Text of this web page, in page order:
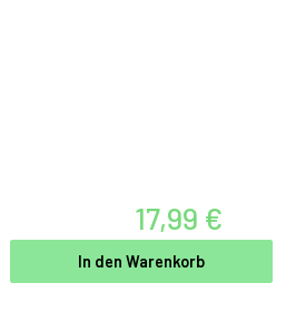
17,99 €
In den Warenkorb